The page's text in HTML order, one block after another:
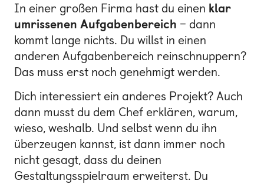
In einer großen Firma hast du einen klar
umrissenen Aufgabenbereich – dann
kommt lange nichts. Du willst in einen
anderen Aufgabenbereich reinschnuppern?
Das muss erst noch genehmigt werden.
Dich interessiert ein anderes Projekt? Auch
dann musst du dem Chef erklären, warum,
wieso, weshalb. Und selbst wenn du ihn
überzeugen kannst, ist dann immer noch
nicht gesagt, dass du deinen
Gestaltungsspielraum erweiterst. Du